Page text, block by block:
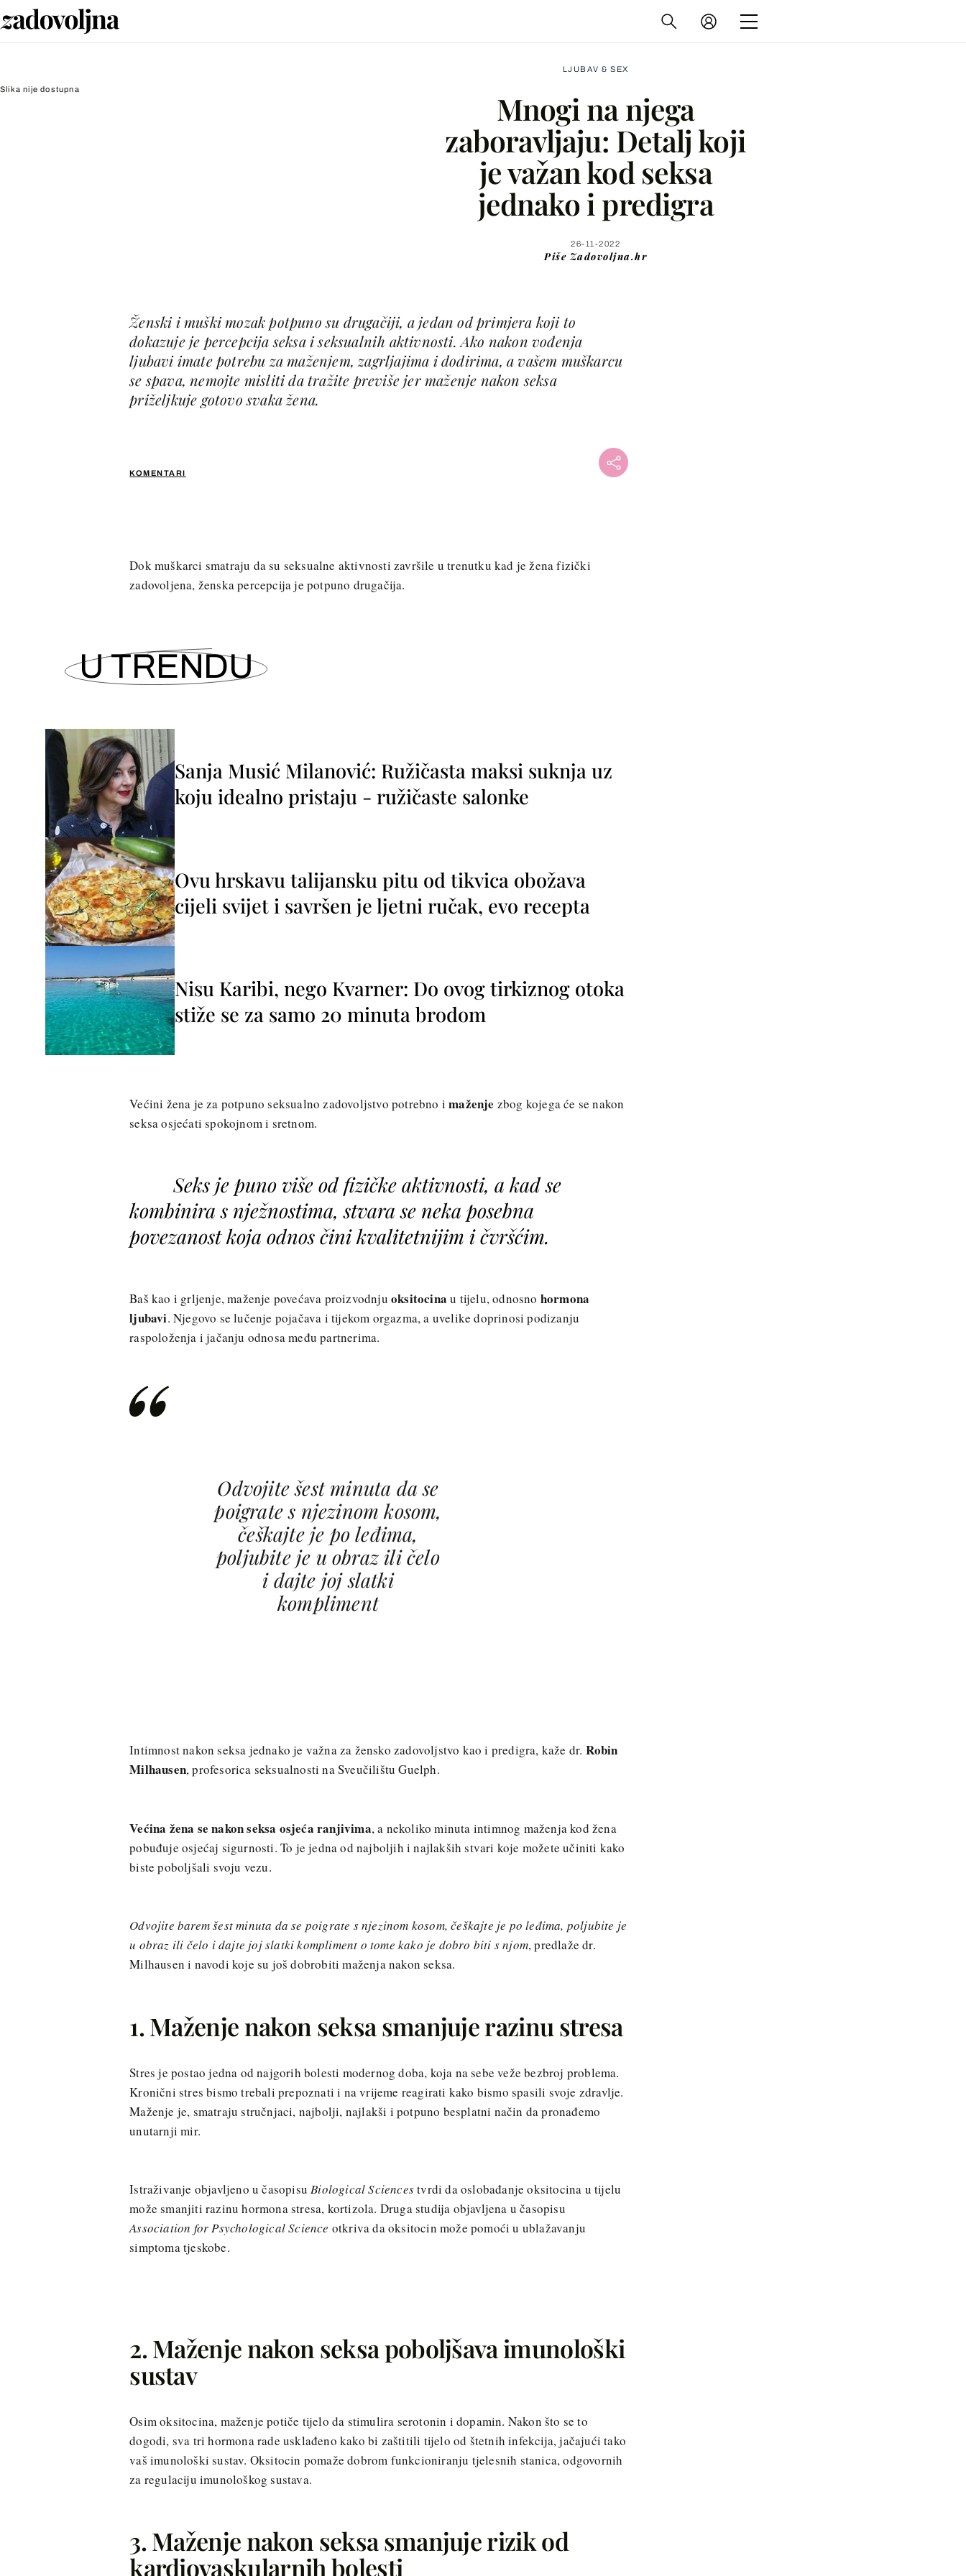
Slika nije dostupna
LJUBAV & SEX
Mnogi na njega
zaboravljaju: Detalj koji
je važan kod seksa
jednako i predigra
26-11-2022
Piše Zadovoljna.hr
KOMENTARI
Ženski i muški mozak potpuno su drugačiji, a jedan od primjera koji to
dokazuje je percepcija seksa i seksualnih aktivnosti. Ako nakon vođenja
ljubavi imate potrebu za maženjem, zagrljajima i dodirima, a vašem muškarcu
se spava, nemojte misliti da tražite previše jer maženje nakon seksa
priželjkuje gotovo svaka žena.
Dok muškarci smatraju da su seksualne aktivnosti završile u trenutku kad je žena fizički
zadovoljena, ženska percepcija je potpuno drugačija.
U TRENDU
Sanja Musić Milanović: Ružičasta maksi suknja uz
koju idealno pristaju - ružičaste salonke
Ovu hrskavu talijansku pitu od tikvica obožava
cijeli svijet i savršen je ljetni ručak, evo recepta
Nisu Karibi, nego Kvarner: Do ovog tirkiznog otoka
stiže se za samo 20 minuta brodom
Većini žena je za potpuno seksualno zadovoljstvo potrebno imaženje zbog kojega će se nakon
seksa osjećati spokojnom i sretnom.
Seks je puno više od fizičke aktivnosti, a kad se
kombinira s nježnostima, stvara se neka posebna
povezanost koja odnos čini kvalitetnijim i čvršćim.
Baš kao i grljenje, maženje povećava proizvodnju oksitocina u tijelu, odnosno hormona
ljubavi. Njegovo se lučenje pojačava i tijekom orgazma, a uvelike doprinosi podizanju
raspoloženja i jačanju odnosa među partnerima.
Odvojite šest minuta da se
poigrate s njezinom kosom,
češkajte je po leđima,
poljubite je u obraz ili čelo
i dajte joj slatki
kompliment
Intimnost nakon seksa jednako je važna za žensko zadovoljstvo kao i predigra, kaže dr. Robin
Milhausen, profesorica seksualnosti na Sveučilištu Guelph.
Većina žena se nakon seksa osjeća ranjivima, a nekoliko minuta intimnog maženja kod žena
pobuđuje osjećaj sigurnosti. To je jedna od najboljih i najlakših stvari koje možete učiniti kako
biste poboljšali svoju vezu.
Odvojite barem šest minuta da se poigrate s njezinom kosom, češkajte je po leđima, poljubite je
u obraz ili čelo i dajte joj slatki kompliment o tome kako je dobro biti s njom, predlaže dr.
Milhausen i navodi koje su još dobrobiti maženja nakon seksa.
1. Maženje nakon seksa smanjuje razinu stresa
Stres je postao jedna od najgorih bolesti modernog doba, koja na sebe veže bezbroj problema.
Kronični stres bismo trebali prepoznati i na vrijeme reagirati kako bismo spasili svoje zdravlje.
Maženje je, smatraju stručnjaci, najbolji, najlakši i potpuno besplatni način da pronađemo
unutarnji mir.
Istraživanje objavljeno u časopisuBiological Sciencestvrdi da oslobađanje oksitocina u tijelu
može smanjiti razinu hormona stresa, kortizola. Druga studija objavljena u časopisu
Association for Psychological Science otkriva da oksitocin može pomoći u ublažavanju
simptoma tjeskobe.
2. Maženje nakon seksa poboljšava imunološki
sustav
Osim oksitocina, maženje potiče tijelo da stimulira serotonin i dopamin. Nakon što se to
dogodi, sva tri hormona rade usklađeno kako bi zaštitili tijelo od štetnih infekcija, jačajući tako
vaš imunološki sustav. Oksitocin pomaže dobrom funkcioniranju tjelesnih stanica, odgovornih
za regulaciju imunološkog sustava.
3. Maženje nakon seksa smanjuje rizik od
kardiovaskularnih bolesti